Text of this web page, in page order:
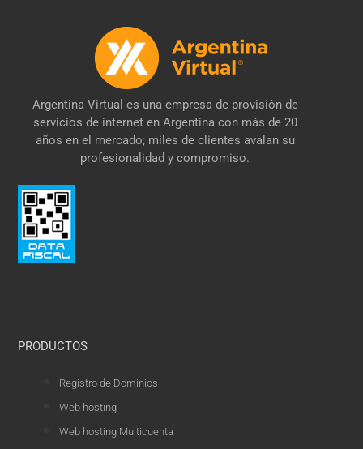
Argentina Virtual es una empresa de provisión de
servicios de internet en Argentina con más de 20
años en el mercado; miles de clientes avalan su
profesionalidad y compromiso.
PRODUCTOS
Registro de Dominios
Web hosting
Web hosting Multicuenta